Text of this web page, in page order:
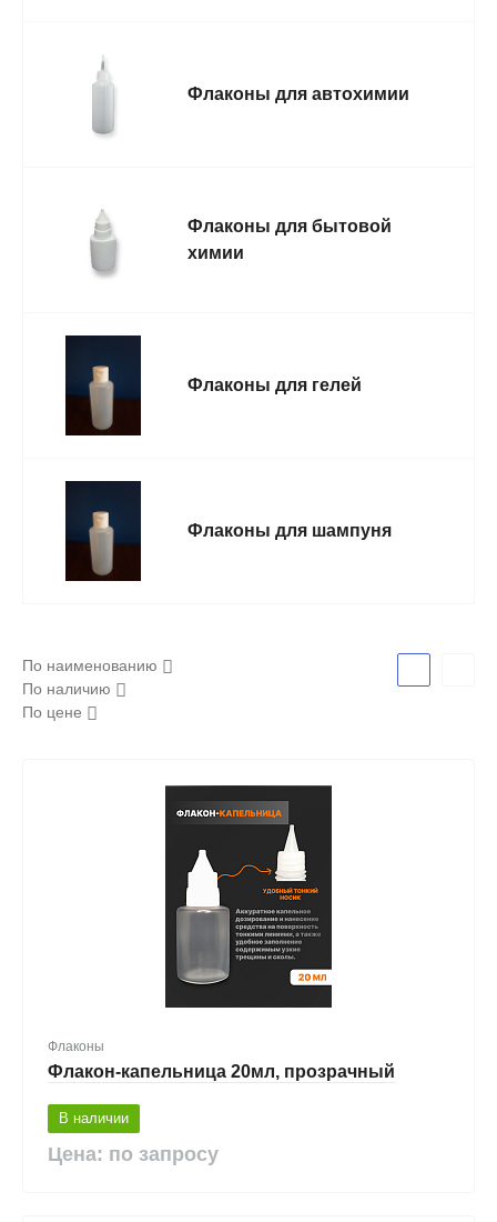
Флаконы для автохимии
Флаконы для бытовой
химии
Флаконы для гелей
Флаконы для шампуня
По наименованию
По наличию
По цене
Флаконы
Флакон-капельница 20мл, прозрачный
В наличии
Цена: по запросу